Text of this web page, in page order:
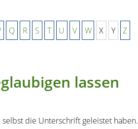
Q R S T U V W X Y Z
lassen
die Unterschrift geleistet haben.